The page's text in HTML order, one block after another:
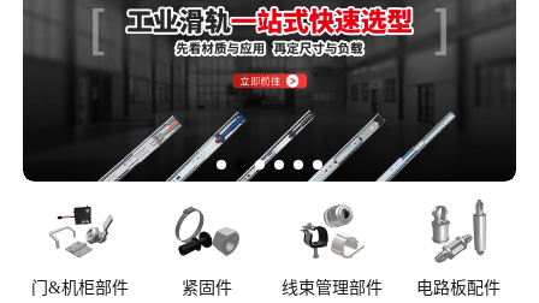
准对比）
储能设备为什么必须用防松螺母？ 
门&机柜部件 紧固件 线束管理部件 电路板配件